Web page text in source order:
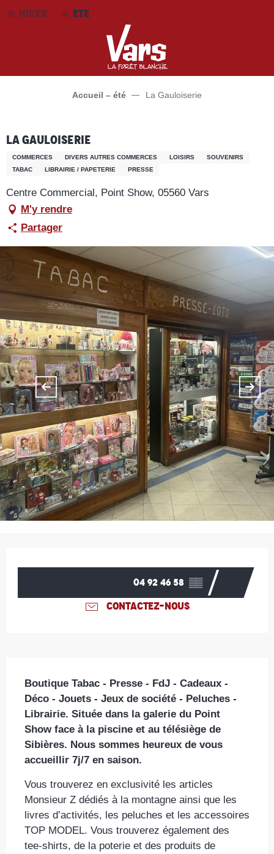
AllerHIVER ETE
Accueil – été La Gauloiserie
La Gauloiserie
COMMERCES DIVERS AUTRES COMMERCES LOISIRS
SOUVENIRS
TABAC
LIBRAIRIE / PAPETERIE PRESSE
Centre Commercial, Point Show, 05560 Vars
M'y rendre
Partager
04 92 46 58 ▒▒
CONTACTEZ-NOUS
Boutique Tabac - Presse - FdJ - Cadeaux -
Déco - Jouets - Jeux de société - Peluches -
Librairie. Située dans la galerie du Point
Show face à la piscine et au télésiège de
Sibières. Nous sommes heureux de vous
accueillir 7j/7 en saison.
Vous trouverez en exclusivité les articles
Monsieur Z dédiés à la montagne ainsi que les
livres d’activités, les peluches et les accessoires
TOP MODEL. Vous trouverez également des
tee-shirts, de la poterie et des produits de